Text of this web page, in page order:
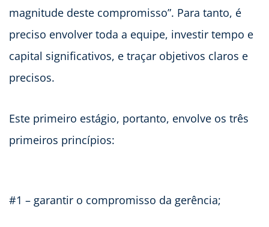
magnitude deste compromisso”. Para tanto, é
preciso envolver toda a equipe, investir tempo e
capital significativos, e traçar objetivos claros e
precisos.
Este primeiro estágio, portanto, envolve os três
primeiros princípios:
#1 – garantir o compromisso da gerência;